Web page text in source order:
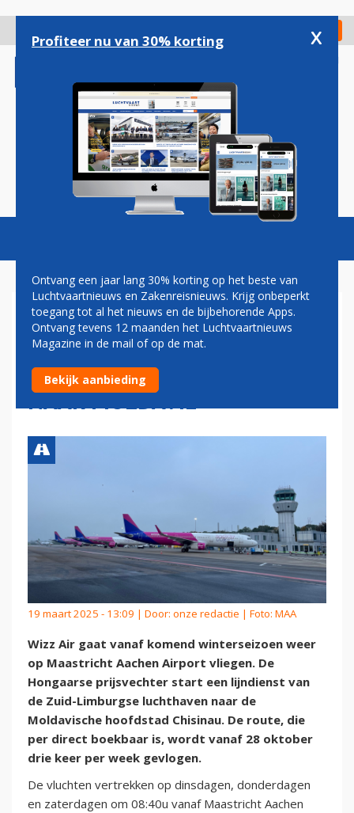
gaan
Check in
Magazine Podcasts Vacatures
WIZZ AIR KEERT TERUG OP
MAASTRICHT AACHEN
AIRPORT, MET VLUCHTEN
NAAR MOLDAVIË
19 maart 2025 - 13:09 | Door: onze redactie | Foto: MAA
Wizz Air gaat vanaf komend winterseizoen weer
op Maastricht Aachen Airport vliegen. De
Hongaarse prijsvechter start een lijndienst van
de Zuid-Limburgse luchthaven naar de
Moldavische hoofdstad Chisinau. De route, die
per direct boekbaar is, wordt vanaf 28 oktober
drie keer per week gevlogen.
De vluchten vertrekken op dinsdagen, donderdagen
en zaterdagen om 08:40u vanaf Maastricht Aachen
Profiteer nu van 30% korting x
Ontvang een jaar lang 30% korting op het beste van
Luchtvaartnieuws en Zakenreisnieuws. Krijg onbeperkt
toegang tot al het nieuws en de bijbehorende Apps.
Ontvang tevens 12 maanden het Luchtvaartnieuws
Magazine in de mail of op de mat.
Bekijk aanbieding